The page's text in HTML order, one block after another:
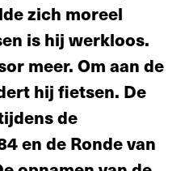
zich moreel
is hij werkloos.
meer. Om aan de
hij fietsen. De
de
en de Ronde van